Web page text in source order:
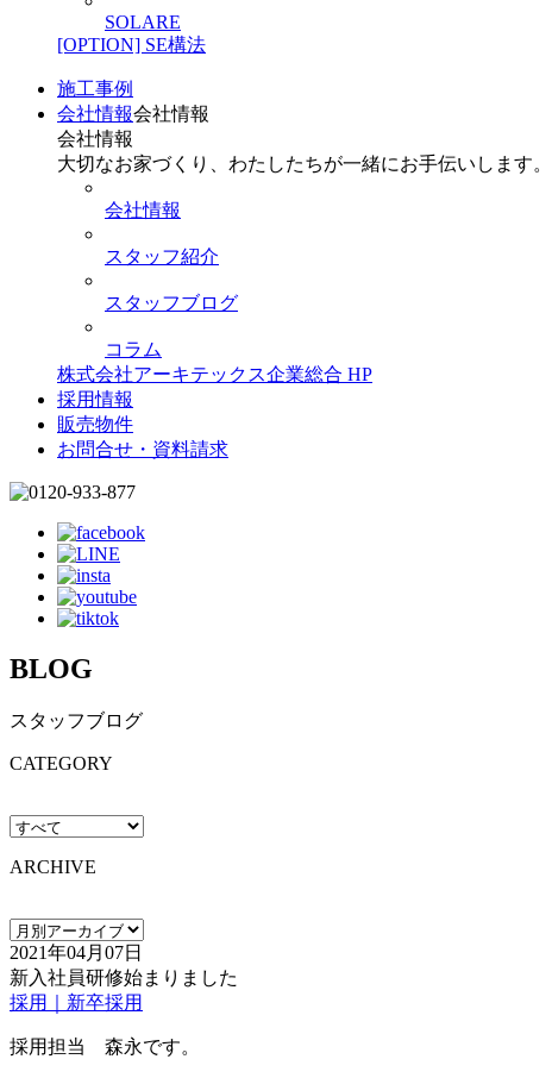
SOLARE
[OPTION] SE構法
施工事例
会社情報会社情報
会社情報
大切なお家づくり、わたしたちが一緒にお手伝いします。
会社情報
スタッフ紹介
スタッフブログ
コラム
株式会社アーキテックス企業総合 HP
採用情報
販売物件
お問合せ・資料請求
BLOG
スタッフブログ
CATEGORY
ARCHIVE
2021年04月07日
新入社員研修始まりました
採用｜新卒採用
採用担当 森永です。